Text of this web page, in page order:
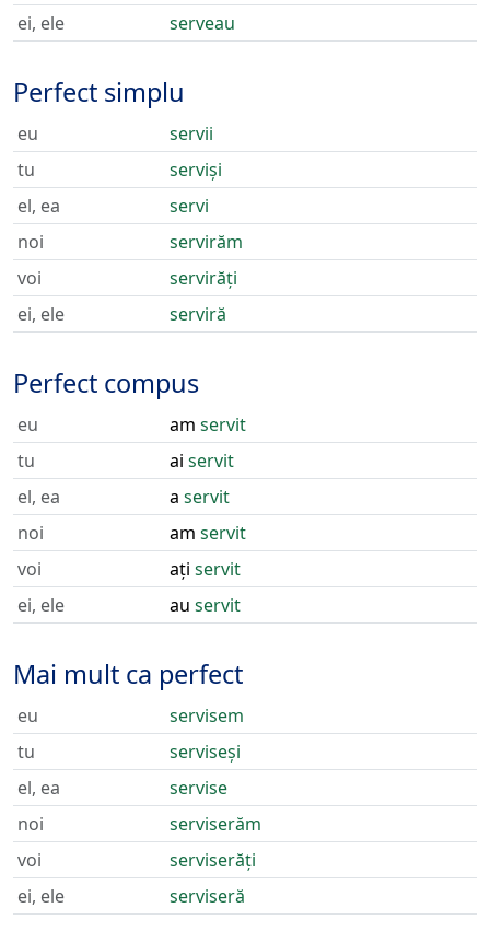
ei, ele
serveau
Perfect simplu
eu
servii
tu
serviși
el, ea
servi
noi
servirăm
voi
servirăți
ei, ele
serviră
Perfect compus
eu am servit
tu
ai servit
el, ea
a servit
noi
am servit
voi
ați servit
ei, ele
au servit
Mai mult ca perfect
eu
servisem
tu
serviseși
el, ea
servise
noi
serviserăm
voi
serviserăți
ei, ele
serviseră